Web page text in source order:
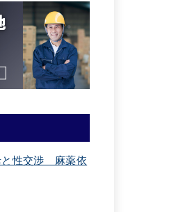
と性交渉 麻薬依